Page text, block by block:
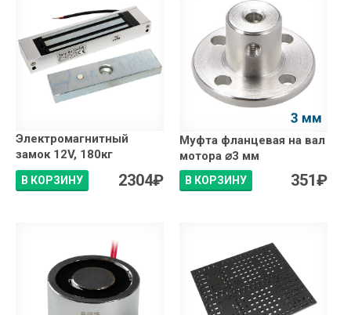
Электромагнитный
замок 12V, 180кг
В КОРЗИНУ 2304₽
Муфта фланцевая на вал
мотора ⌀3 мм
В КОРЗИНУ 351₽